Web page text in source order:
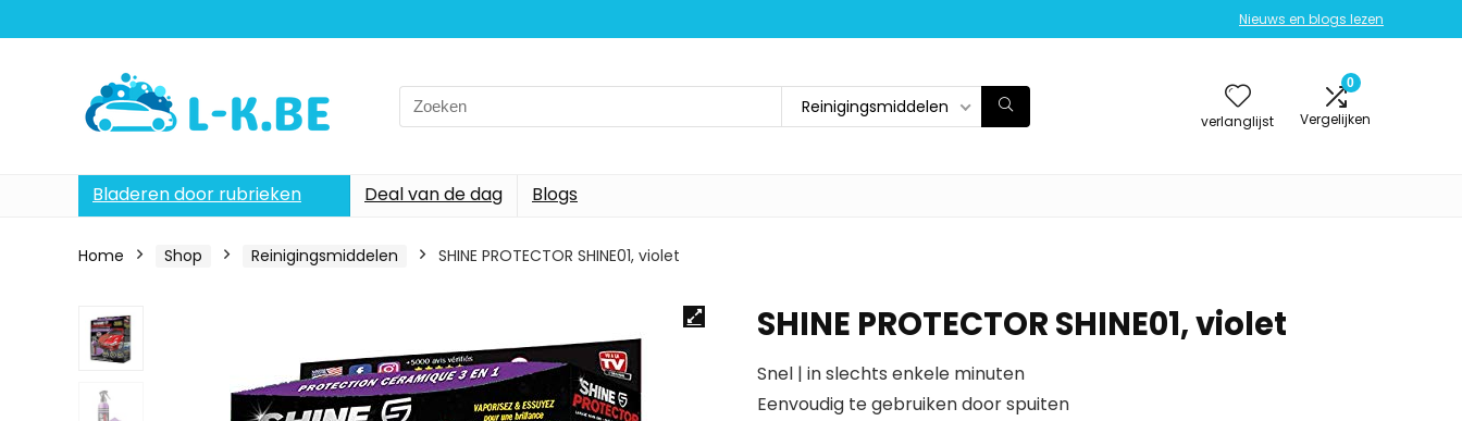
Nieuws en blogs lezen
Search
for:
Reinigingsmiddelen
verlanglijst
0
Vergelijken
Bladeren door rubrieken Deal van de dag Blogs
Home Shop Reinigingsmiddelen SHINE PROTECTOR SHINE01, violet
SHINE PROTECTOR SHINE01, violet
Snel | in slechts enkele minuten
Eenvoudig te gebruiken door spuiten